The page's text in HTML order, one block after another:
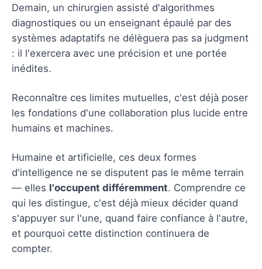
Demain, un chirurgien assisté d'algorithmes
diagnostiques ou un enseignant épaulé par des
systèmes adaptatifs ne délèguera pas sa judgment
: il l'exercera avec une précision et une portée
inédites.
Reconnaître ces limites mutuelles, c'est déjà poser
les fondations d'une collaboration plus lucide entre
humains et machines.
Humaine et artificielle, ces deux formes
d'intelligence ne se disputent pas le même terrain
— elles l'occupent différemment. Comprendre ce
qui les distingue, c'est déjà mieux décider quand
s'appuyer sur l'une, quand faire confiance à l'autre,
et pourquoi cette distinction continuera de
compter.